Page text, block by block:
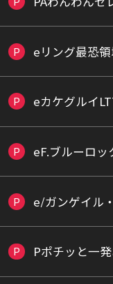
P eリング最恐
P eカケグルイ
P eF.ブルーロッ
P e/ガンゲイル
P Pポチッと一